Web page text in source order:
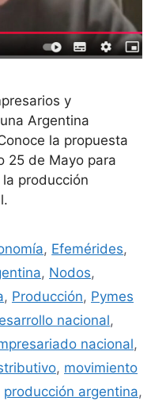
y
Argentina
la propuesta
25 de Mayo para
producción
, Efemérides,
, Nodos,
, Producción, Pymes
nacional,
nacional,
, movimiento
producción argentina,